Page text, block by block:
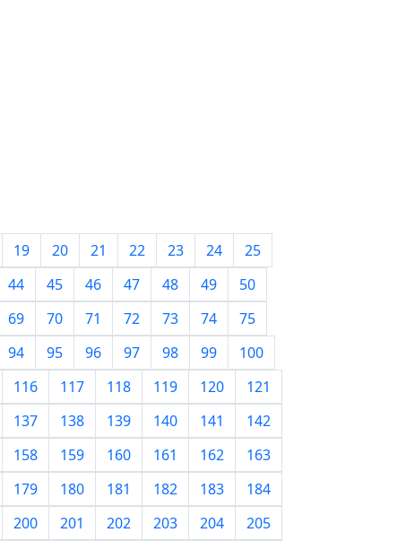
19 20 21 22 23 24
25
44 45 46 47 48 49
50
69 70 71 72 73 74
75
94 95 96 97 98 99
100
116 117 118 119 120
121
137 138 139 140 141
142
158 159 160 161 162
163
179 180 181 182 183
184
200 201 202 203 204
205